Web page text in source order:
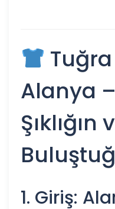
Alanya
1. Giriş: